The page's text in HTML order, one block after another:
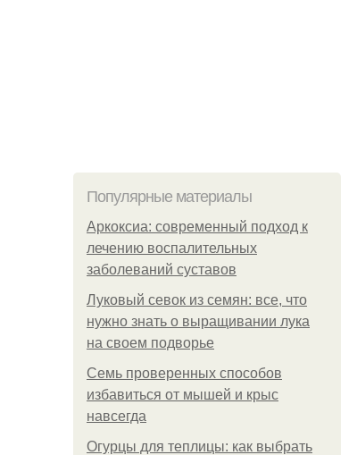
Популярные материалы
Аркоксиа: современный подход к
лечению воспалительных
заболеваний суставов
Луковый севок из семян: все, что
нужно знать о выращивании лука
на своем подворье
Семь проверенных способов
избавиться от мышей и крыс
навсегда
Огурцы для теплицы: как выбрать